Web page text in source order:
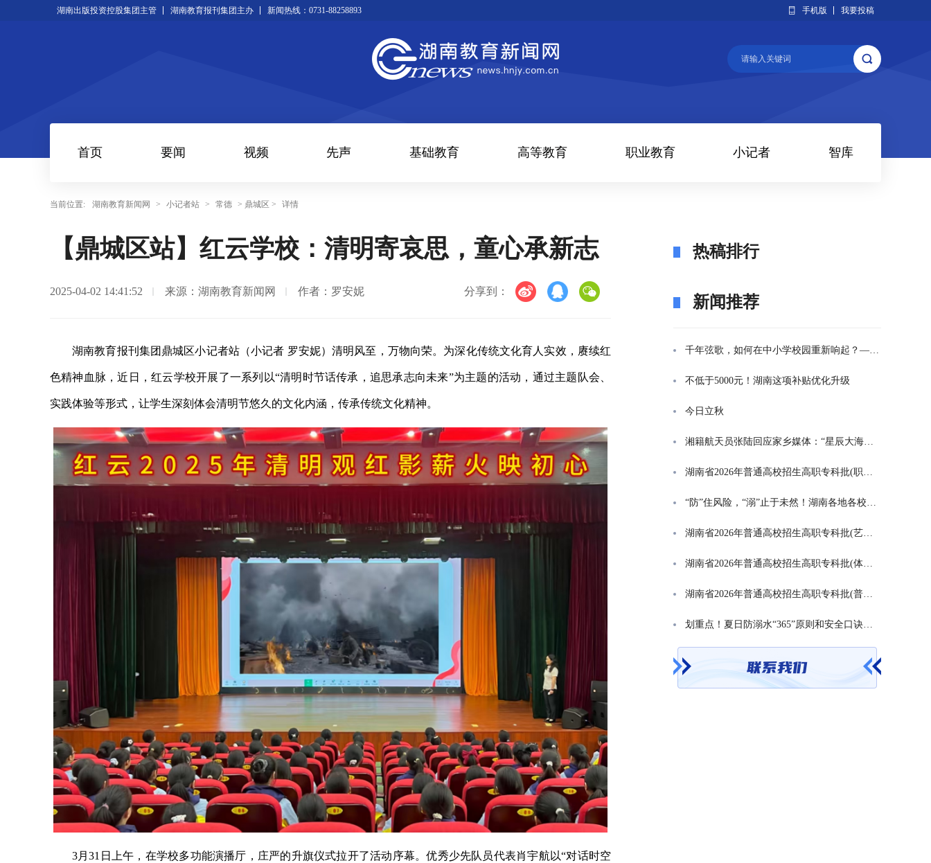
湖南出版投资控股集团主管 湖南教育报刊集团主办 新闻热线：0731-88258893 手机版 我要投稿
首页 要闻 视频 先声 基础教育 高等教育 职业教育 小记者 智库
当前位置: 湖南教育新闻网 > 小记者站 > 常德 > 鼎城区 > 详情
【鼎城区站】红云学校：清明寄哀思，童心承新志
2025-04-02 14:41:52 来源：湖南教育新闻网 作者：罗安妮 分享到：
湖南教育报刊集团鼎城区小记者站（小记者 罗安妮）清明风至，万物向荣。为深化传统文化育人实效，赓续红
色精神血脉，近日，红云学校开展了一系列以“清明时节话传承，追思承志向未来”为主题的活动，通过主题队会、
实践体验等形式，让学生深刻体会清明节悠久的文化内涵，传承传统文化精神。
3月31日上午，在学校多功能演播厅，庄严的升旗仪式拉开了活动序幕。优秀少先队员代表肖宇航以“对话时空
热稿排行
新闻推荐
千年弦歌，如何在中小学校园重新响起？——湖南首届中小学书院制建设研讨会观察
不低于5000元！湖南这项补贴优化升级
今日立秋
湘籍航天员张陆回应家乡媒体：“星辰大海是一群人的长征”
湖南省2026年普通高校招生高职专科批(职高对口类)第一次投档分数线
“防”住风险，“溺”止于未然！湖南各地各校打响防溺水“保卫战”
湖南省2026年普通高校招生高职专科批(艺术类)第一次投档分数线
湖南省2026年普通高校招生高职专科批(体育类)第一次投档分数线
湖南省2026年普通高校招生高职专科批(普通类)第一次投档分数线
划重点！夏日防溺水“365”原则和安全口诀一起学